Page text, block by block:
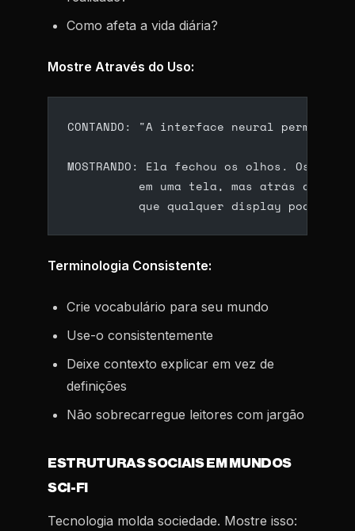
Como afeta a vida diária?
Mostre Através do Uso:
CONTANDO: "A interface neural permitia
MOSTRANDO: Ela fechou os olhos. Os
em uma tela, mas atrás de
que qualquer display poderia
Terminologia Consistente:
Crie vocabulário para seu mundo
Use-o consistentemente
Deixe contexto explicar em vez de
definições
Não sobrecarregue leitores com jargão
ESTRUTURAS SOCIAIS EM MUNDOS
SCI-FI
Tecnologia molda sociedade. Mostre isso: